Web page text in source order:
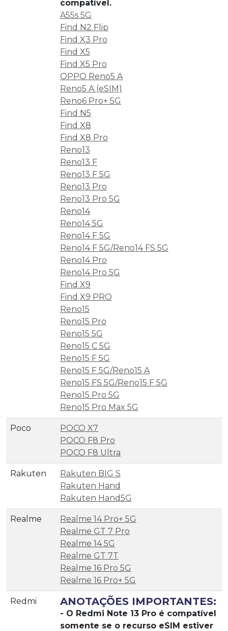
compatível.
A55s 5G
Find N2 Flip
Find X3 Pro
Find X5
Find X5 Pro
OPPO Reno5 A
Reno5 A (eSIM)
Reno6 Pro+ 5G
Find N5
Find X8
Find X8 Pro
Reno13
Reno13 F
Reno13 F 5G
Reno13 Pro
Reno13 Pro 5G
Reno14
Reno14 5G
Reno14 F 5G
Reno14 F 5G/Reno14 FS 5G
Reno14 Pro
Reno14 Pro 5G
Find X9
Find X9 PRO
Reno15
Reno15 Pro
Reno15 5G
Reno15 C 5G
Reno15 F 5G
Reno15 F 5G/Reno15 A
Reno15 FS 5G/Reno15 F 5G
Reno15 Pro 5G
Reno15 Pro Max 5G
Poco
POCO X7
POCO F8 Pro
POCO F8 Ultra
Rakuten
Rakuten BIG S
Rakuten Hand
Rakuten Hand5G
Realme
Realme 14 Pro+ 5G
Realme GT 7 Pro
Realme 14 5G
Realme GT 7T
Realme 16 Pro 5G
Realme 16 Pro+ 5G
Redmi ANOTAÇÕES IMPORTANTES:
- O Redmi Note 13 Pro é compatível
somente se o recurso eSIM estiver